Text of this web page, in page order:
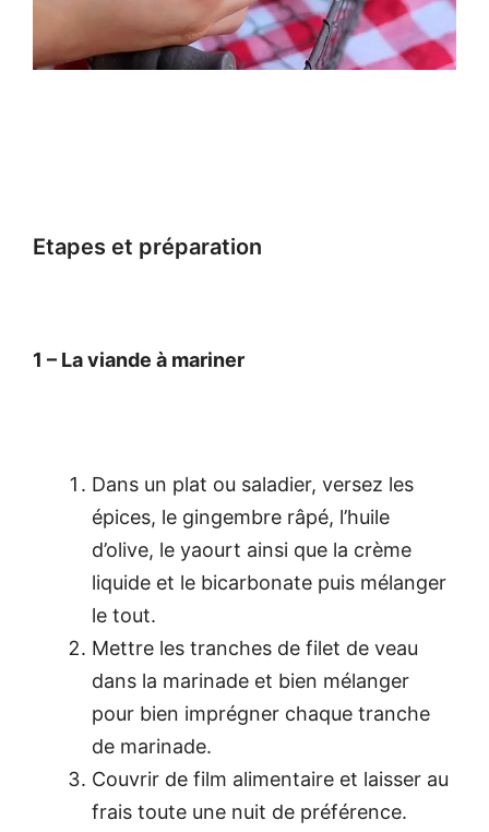
Etapes et préparation
1 – La viande à mariner
Dans un plat ou saladier, versez les
épices, le gingembre râpé, l’huile
d’olive, le yaourt ainsi que la crème
liquide et le bicarbonate puis mélanger
le tout.
Mettre les tranches de filet de veau
dans la marinade et bien mélanger
pour bien imprégner chaque tranche
de marinade.
Couvrir de film alimentaire et laisser au
frais toute une nuit de préférence.